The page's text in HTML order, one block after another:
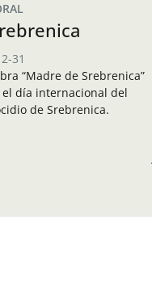
31
“Madre de Srebrenica”
día internacional del
de Srebrenica.